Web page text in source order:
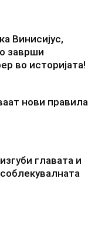
Винисијус,
заврши
во историјата!
нови правила
главата и